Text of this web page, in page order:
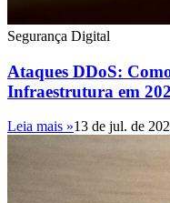
Segurança Digital
Ataques DDoS:
Infraestrutura em
Leia mais »13 de jul. de